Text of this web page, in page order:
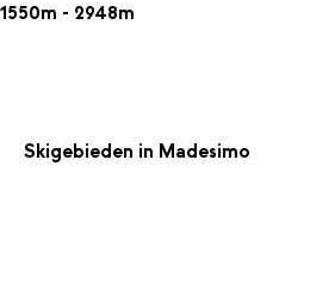
1550m - 2948m
Skigebieden in Madesimo